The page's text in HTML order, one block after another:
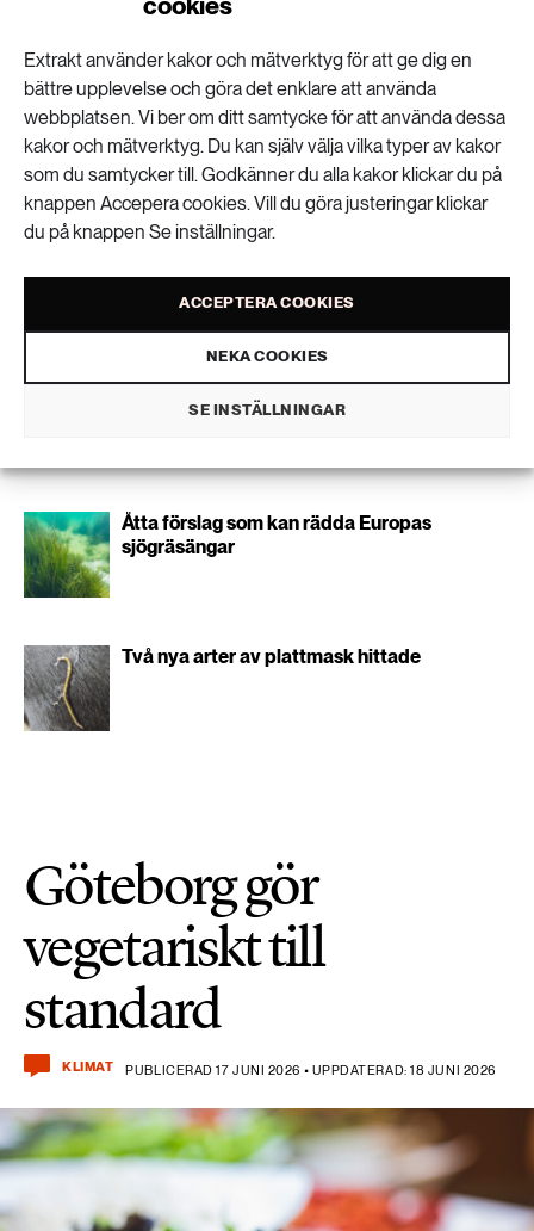
Extrakt använder kakor och mätverktyg för att ge dig en
bättre upplevelse och göra det enklare att använda
webbplatsen. Vi ber om ditt samtycke för att använda dessa
kakor och mätverktyg. Du kan själv välja vilka typer av kakor
som du samtycker till. Godkänner du alla kakor klickar du på
knappen Accepera cookies. Vill du göra justeringar klickar
du på knappen Se inställningar.
ACCEPTERA COOKIES
NEKA COOKIES
SE INSTÄLLNINGAR
climate change
communities under altered rain regimes: An
experimental test across European
agroecosystems
Mer om biologisk mångfald i marken.
Personuppgifter lagras endast för utskick av Extrakts nyhetsbrev och
upp nyhetsbrevet, vilket innebär att du inte längre kommer att få några
utskick från oss.
Liknande artiklar
försvar
Bly i ammunition hotar havsörnen
Åtta förslag som kan rädda Europas
sjögräsängar
Två nya arter av plattmask hittade
Göteborg gör
vegetariskt till
standard
KLIMAT PUBLICERAD 17 JUNI 2026 • UPPDATERAD: 18 JUNI 2026